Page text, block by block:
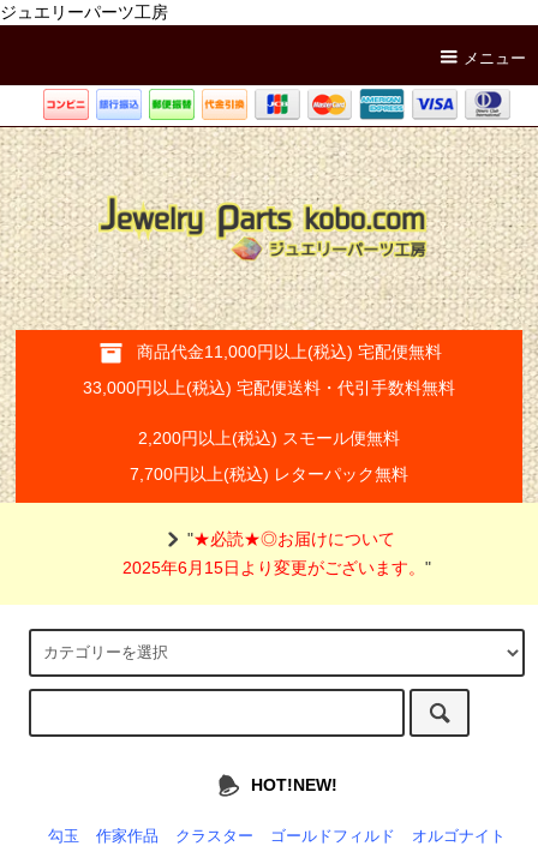
ジュエリーパーツ工房
メニュー
商品代金11,000円以上(税込) 宅配便無料
33,000円以上(税込) 宅配便送料・代引手数料無料
2,200円以上(税込) スモール便無料
7,700円以上(税込) レターパック無料
"★必読★◎お届けについて
2025年6月15日より変更がございます。"
HOT!NEW!
勾玉 作家作品 クラスター ゴールドフィルド オルゴナイト